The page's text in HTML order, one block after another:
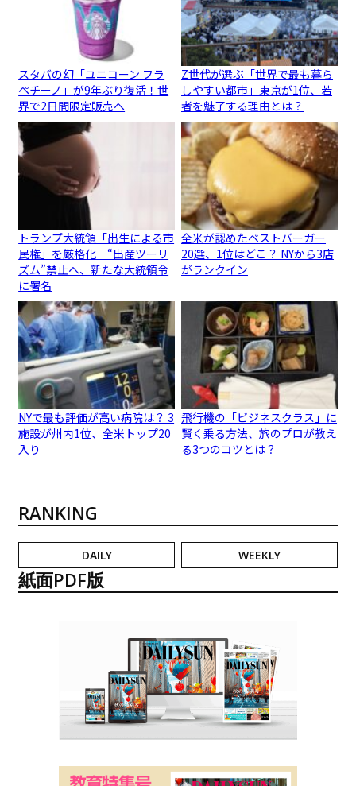
スタバの幻「ユニコーン フラ
ペチーノ」が9年ぶり復活！世
界で2日間限定販売へ
Z世代が選ぶ「世界で最も暮ら
しやすい都市」東京が1位、若
者を魅了する理由とは？
トランプ大統領「出生による市
民権」を厳格化 “出産ツーリ
ズム”禁止へ、新たな大統領令
に署名
全米が認めたベストバーガー
20選、1位はどこ？ NYから3店
がランクイン
NYで最も評価が高い病院は？ 3
施設が州内1位、全米トップ20
入り
飛行機の「ビジネスクラス」に
賢く乗る方法、旅のプロが教え
る3つのコツとは？
RANKING
DAILY WEEKLY
紙面PDF版